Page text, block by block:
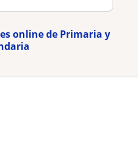
online de Primaria y